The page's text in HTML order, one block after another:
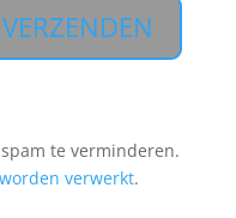
te verminderen.
verwerkt.